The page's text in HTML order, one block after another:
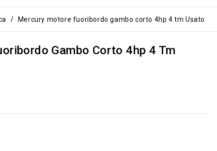
Mercury motore fuoribordo gambo corto 4hp 4 tm Usato
Gambo Corto 4hp 4 Tm